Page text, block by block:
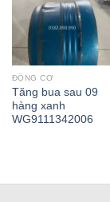
ĐỘNG CƠ
Tăng bua sau 09
hàng xanh
WG9111342006